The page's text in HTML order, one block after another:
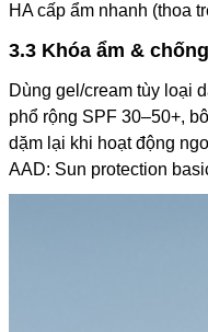
HA cấp ẩm nhanh (thoa
3.3 Khóa ẩm &
Dùng gel/cream tùy loại
phổ rộng SPF 30–50+,
dặm lại khi hoạt động
AAD: Sun protection